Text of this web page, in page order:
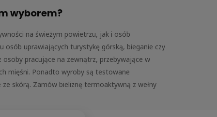
wyborem?
na świeżym powietrzu, jak i osób
osób uprawiających turystykę górską, bieganie czy
pracujące na zewnątrz, przebywające w
mięśni. Ponadto wyroby są testowane
skórą. Zamów bieliznę termoaktywną z wełny